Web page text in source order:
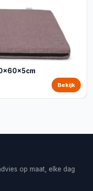
Bekijk
op maat, elke dag